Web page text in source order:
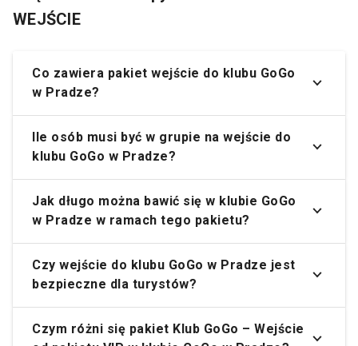
WEJŚCIE
Co zawiera pakiet wejście do klubu GoGo
w Pradze?
Ile osób musi być w grupie na wejście do
klubu GoGo w Pradze?
Jak długo można bawić się w klubie GoGo
w Pradze w ramach tego pakietu?
Czy wejście do klubu GoGo w Pradze jest
bezpieczne dla turystów?
Czym różni się pakiet Klub GoGo – Wejście